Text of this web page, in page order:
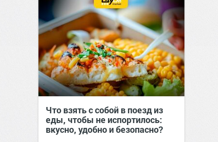
Что взять с собой в поезд из
еды, чтобы не испортилось:
вкусно, удобно и безопасно?